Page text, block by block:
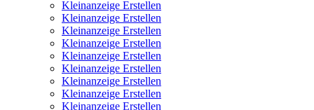
Kleinanzeige Erstellen
Kleinanzeige Erstellen
Kleinanzeige Erstellen
Kleinanzeige Erstellen
Kleinanzeige Erstellen
Kleinanzeige Erstellen
Kleinanzeige Erstellen
Kleinanzeige Erstellen
Kleinanzeige Erstellen